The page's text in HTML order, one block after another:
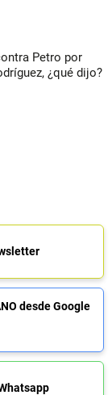
Petro por
¿qué dijo?
desde Google